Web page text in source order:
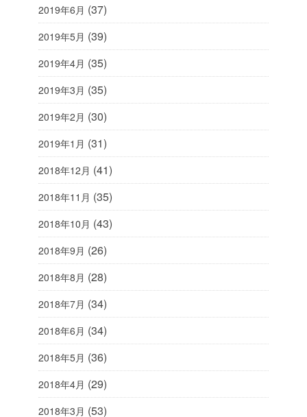
2019年6月 (37)
2019年5月 (39)
2019年4月 (35)
2019年3月 (35)
2019年2月 (30)
2019年1月 (31)
2018年12月 (41)
2018年11月 (35)
2018年10月 (43)
2018年9月 (26)
2018年8月 (28)
2018年7月 (34)
2018年6月 (34)
2018年5月 (36)
2018年4月 (29)
2018年3月 (53)